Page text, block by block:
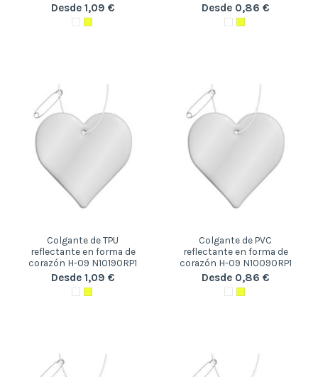
Desde 1,09 € Desde 0,86 €
Colgante de TPU
reflectante en forma de
corazón H-09 N10190RP1
Desde 1,09 €
Colgante de PVC
reflectante en forma de
corazón H-09 N10090RP1
Desde 0,86 €